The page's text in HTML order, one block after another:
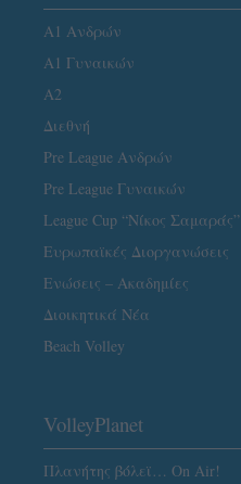
Α1 Ανδρών
Α1 Γυναικών
A2
Διεθνή
Pre League Ανδρών
Pre League Γυναικών
League Cup “Νίκος Σαμαράς”
Ευρωπαϊκές Διοργανώσεις
Ενώσεις – Ακαδημίες
Διοικητικά Νέα
Beach Volley
VolleyPlanet
Πλανήτης βόλεϊ… On Air!